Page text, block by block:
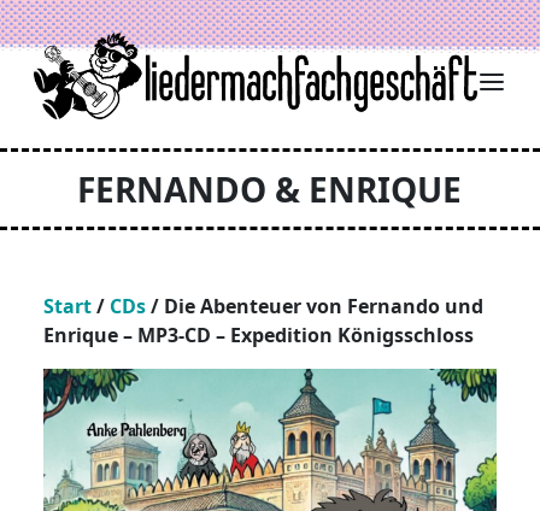
Zum Inhalt springen
FERNANDO & ENRIQUE
Start/ CDs/ Die Abenteuer von Fernando und
Enrique – MP3-CD – Expedition Königsschloss